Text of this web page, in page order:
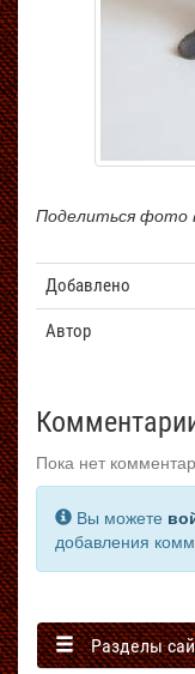
Поделиться фото
Добавлено
Автор
Пока нет
Вы можете
добавления
Разделы